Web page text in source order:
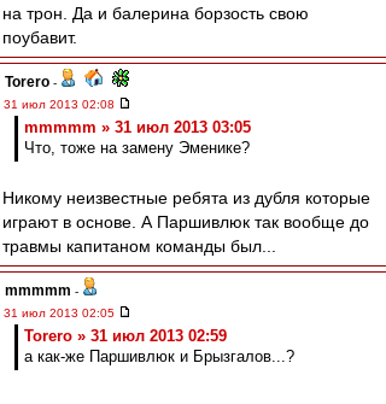
на трон. Да и балерина борзость свою
поубавит.
Torero -
31 июл 2013 02:08
mmmmm » 31 июл 2013 03:05
Что, тоже на замену Эменике?
Никому неизвестные ребята из дубля которые
играют в основе. А Паршивлюк так вообще до
травмы капитаном команды был...
mmmmm -
31 июл 2013 02:05
Torero » 31 июл 2013 02:59
а как-же Паршивлюк и Брызгалов...?